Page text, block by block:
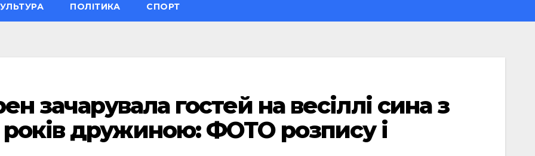
ПОЛІТИКА СПОРТ
зачарувала гостей на весіллі сина з
дружиною: ФОТО розпису і